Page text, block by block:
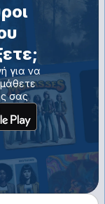
για να
σας